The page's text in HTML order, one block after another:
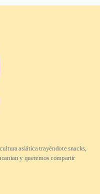
asiática trayéndote snacks,
y queremos compartir